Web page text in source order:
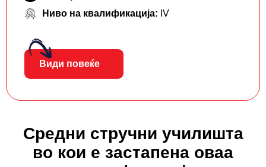
Ниво на квалификација: IV
Види повеќе
Средни стручни училишта
во кои е застапена оваа